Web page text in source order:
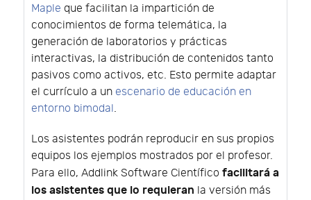
Maple que facilitan la impartición de
conocimientos de forma telemática, la
generación de laboratorios y prácticas
interactivas, la distribución de contenidos tanto
pasivos como activos, etc. Esto permite adaptar
el currículo a un escenario de educación en
entorno bimodal.
Los asistentes podrán reproducir en sus propios
equipos los ejemplos mostrados por el profesor.
Para ello, Addlink Software Científico facilitará a
los asistentes que lo requieran la versión más